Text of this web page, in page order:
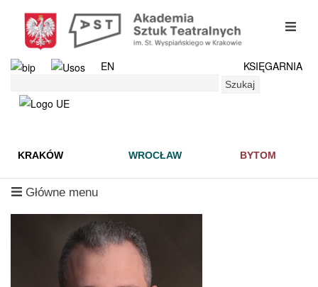
EN
KSIĘGARNIA
Szukaj
KRAKÓW WROCŁAW BYTOM
mobilne
Główne menu